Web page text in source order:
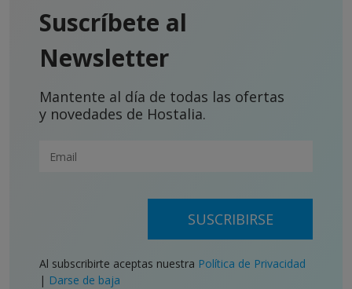
Suscríbete al
Newsletter
Mantente al día de todas las ofertas
y novedades de Hostalia.
SUSCRIBIRSE
Al subscribirte aceptas nuestra Política de Privacidad
| Darse de baja